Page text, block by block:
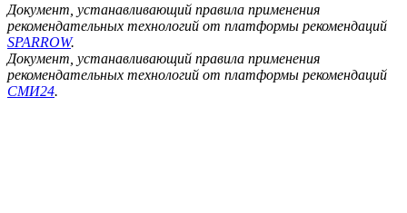
Документ, устанавливающий правила применения
рекомендательных технологий от платформы рекомендаций
SPARROW.
Документ, устанавливающий правила применения
рекомендательных технологий от платформы рекомендаций
СМИ24.